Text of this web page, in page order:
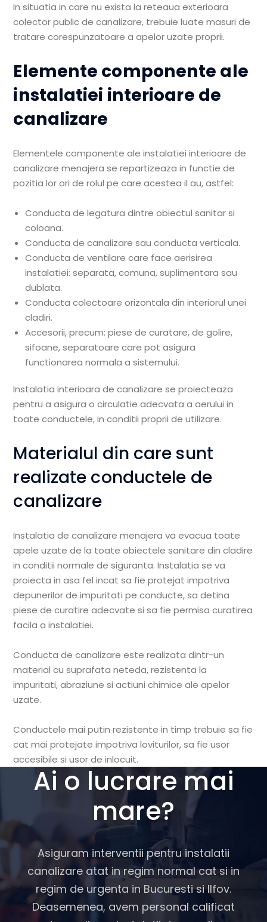
In situatia in care nu exista la reteaua exterioara
colector public de canalizare, trebuie luate masuri de
tratare corespunzatoare a apelor uzate proprii.
Elemente componente ale
instalatiei interioare de
canalizare
Elementele componente ale instalatiei interioare de
canalizare menajera se repartizeaza in functie de
pozitia lor ori de rolul pe care acestea il au, astfel:
Conducta de legatura dintre obiectul sanitar si
coloana.
Conducta de canalizare sau conducta verticala.
Conducta de ventilare care face aerisirea
instalatiei: separata, comuna, suplimentara sau
dublata.
Conducta colectoare orizontala din interiorul unei
cladiri.
Accesorii, precum: piese de curatare, de golire,
sifoane, separatoare care pot asigura
functionarea normala a sistemului.
Instalatia interioara de canalizare se proiecteaza
pentru a asigura o circulatie adecvata a aerului in
toate conductele, in conditii proprii de utilizare.
Materialul din care sunt
realizate conductele de
canalizare
Instalatia de canalizare menajera va evacua toate
apele uzate de la toate obiectele sanitare din cladire
in conditii normale de siguranta. Instalatia se va
proiecta in asa fel incat sa fie protejat impotriva
depunerilor de impuritati pe conducte, sa detina
piese de curatire adecvate si sa fie permisa curatirea
facila a instalatiei.
Conducta de canalizare este realizata dintr-un
material cu suprafata neteda, rezistenta la
impuritati, abraziune si actiuni chimice ale apelor
uzate.
Conductele mai putin rezistente in timp trebuie sa fie
cat mai protejate impotriva loviturilor, sa fie usor
accesibile si usor de inlocuit.
Ai o lucrare mai
mare?
Asiguram interventii pentru instalatii
canalizare atat in regim normal cat si in
regim de urgenta in Bucuresti si Ilfov.
Deasemenea, avem personal calificat